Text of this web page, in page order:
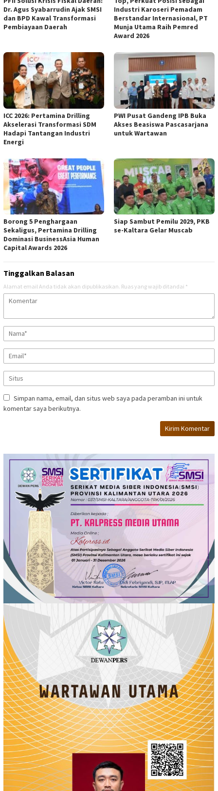
Dr. Agus Syabarrudin Ajak SMSI
dan BPD Kawal Transformasi
Pembiayaan Daerah
Industri Karoseri Pemadam
Berstandar Internasional, PT
Munja Utama Raih Pemred
Award 2026
ICC 2026: Pertamina Drilling
Akselerasi Transformasi SDM
Hadapi Tantangan Industri
Energi
PWI Pusat Gandeng IPB Buka
Akses Beasiswa Pascasarjana
untuk Wartawan
Borong 5 Penghargaan
Sekaligus, Pertamina Drilling
Dominasi BusinessAsia Human
Capital Awards 2026
Siap Sambut Pemilu 2029, PKB
se-Kaltara Gelar Muscab
Tinggalkan Balasan
Alamat email Anda tidak akan dipublikasikan. Ruas yang wajib ditandai *
Simpan nama, email, dan situs web saya pada peramban ini untuk
komentar saya berikutnya.